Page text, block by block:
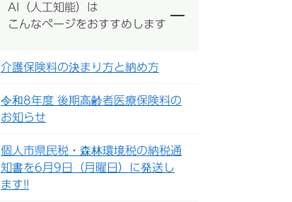
AI（人工知能）は
こんなページをおすすめします
介護保険料の決まり方と納め方
令和8年度 後期高齢者医療保険料の
お知らせ
個人市県民税・森林環境税の納税通
知書を6月9日（月曜日）に発送し
ます!!